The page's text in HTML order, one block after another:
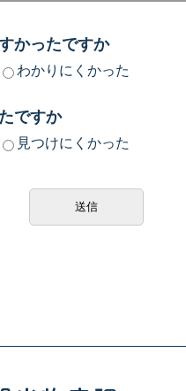
かったですか
わかりにくかった
ですか
見つけにくかった